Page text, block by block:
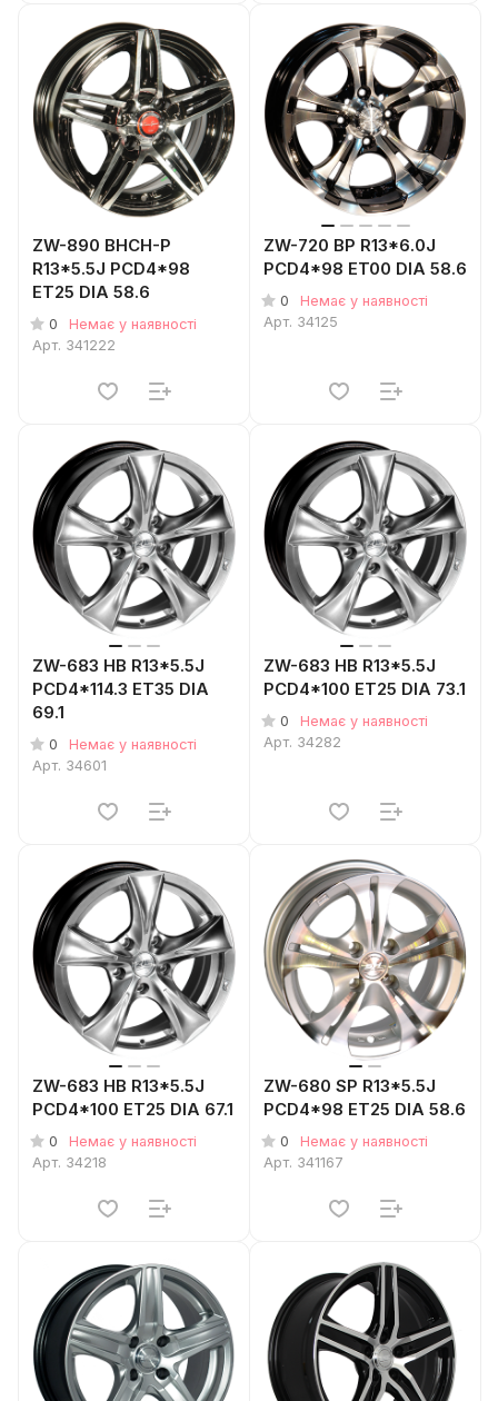
ZW-890 BHCH-P
R13*5.5J PCD4*98
ET25 DIA 58.6
0
Немає у наявності
Арт. 341222
ZW-720 BP R13*6.0J
PCD4*98 ET00 DIA 58.6
0
Немає у наявності
Арт. 34125
ZW-683 HB R13*5.5J
PCD4*114.3 ET35 DIA
69.1
0
Немає у наявності
Арт. 34601
ZW-683 HB R13*5.5J
PCD4*100 ET25 DIA 73.1
0
Немає у наявності
Арт. 34282
ZW-683 HB R13*5.5J
PCD4*100 ET25 DIA 67.1
0
Немає у наявності
Арт. 34218
ZW-680 SP R13*5.5J
PCD4*98 ET25 DIA 58.6
0
Немає у наявності
Арт. 341167